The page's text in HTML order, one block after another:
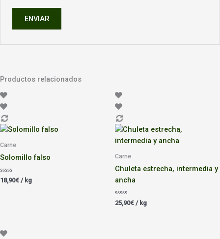
Productos relacionados
Carne
Solomillo falso
Valorado
con
18,90€ / kg
Carne
Chuleta estrecha, intermedia y
ancha
Valorado
con
25,90€ / kg